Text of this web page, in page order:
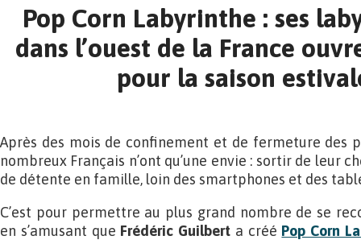
Pop Corn Labyrinthe : ses
dans l’ouest de la France
pour la saison
Après des mois de confinement et de fermeture des
nombreux Français n’ont qu’une envie : sortir de leur
de détente en famille, loin des smartphones et des
C’est pour permettre au plus grand nombre de se
en s’amusant que Frédéric Guilbert a créé Pop Corn